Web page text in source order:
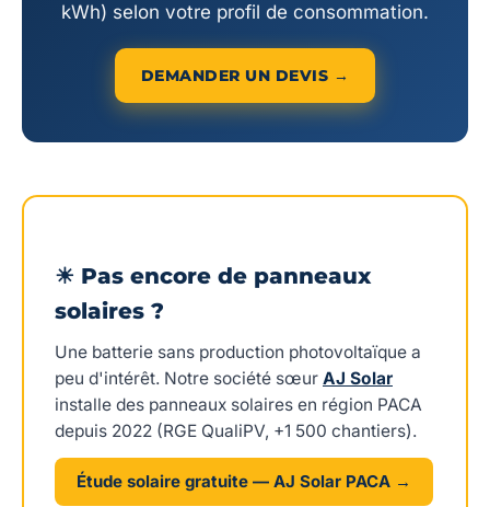
kWh) selon votre profil de consommation.
DEMANDER UN DEVIS →
☀ Pas encore de panneaux
solaires ?
Une batterie sans production photovoltaïque a
peu d'intérêt. Notre société sœur AJ Solar
installe des panneaux solaires en région PACA
depuis 2022 (RGE QualiPV, +1 500 chantiers).
Étude solaire gratuite — AJ Solar PACA →